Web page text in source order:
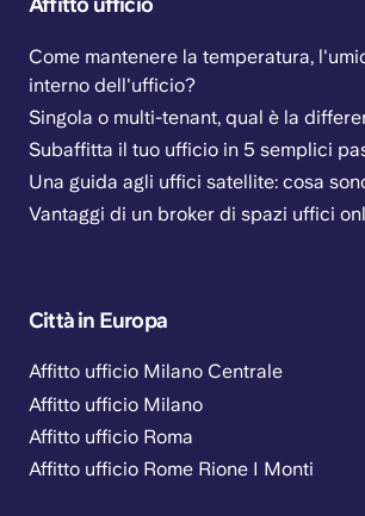
Come mantenere la temperatura,
interno dell'ufficio?
Singola o multi-tenant, qual è la
Subaffitta il tuo ufficio in 5 semplici
Una guida agli uffici satellite: cosa
Vantaggi di un broker di spazi uffici
Città in Europa
Affitto ufficio Milano Centrale
Affitto ufficio Milano
Affitto ufficio Roma
Affitto ufficio Rome Rione I Monti